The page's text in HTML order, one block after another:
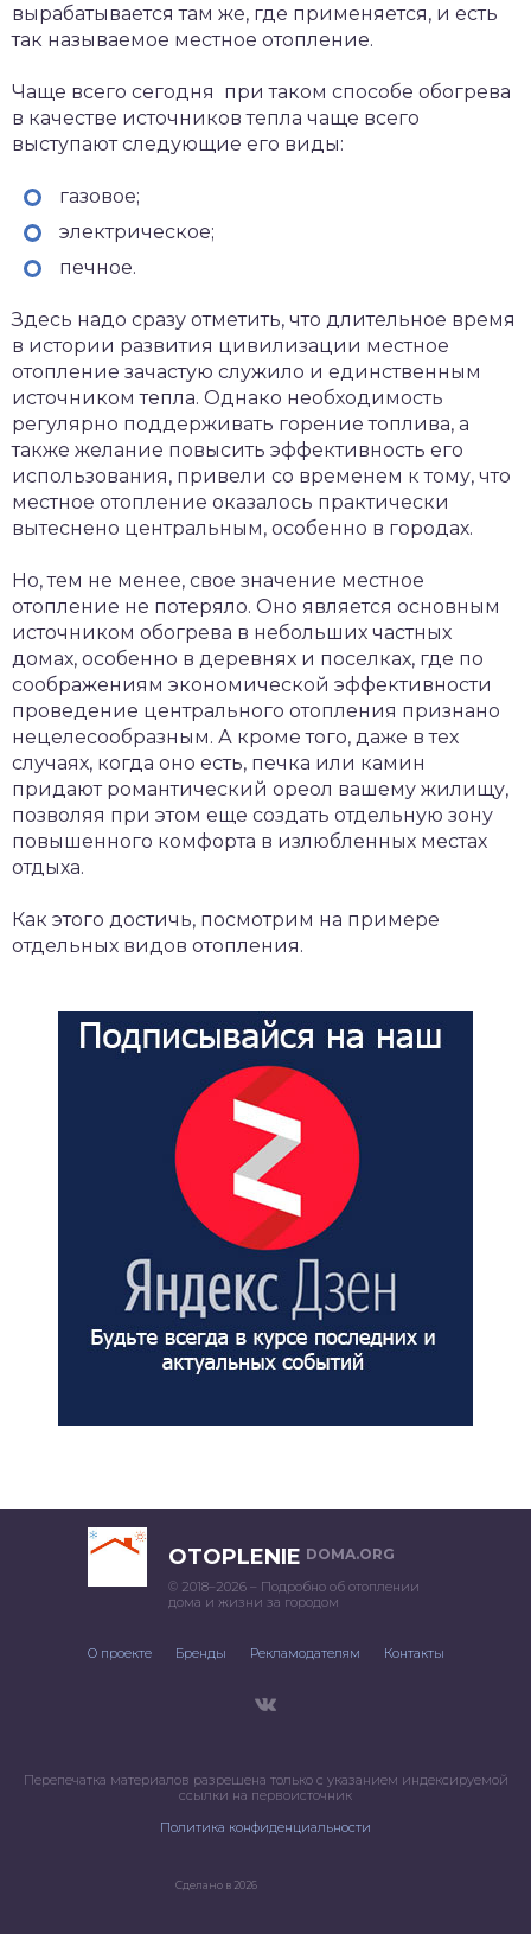
вырабатывается там же, где применяется, и есть
так называемое местное отопление.
Чаще всего сегодня при таком способе обогрева
в качестве источников тепла чаще всего
выступают следующие его виды:
газовое;
электрическое;
печное.
Здесь надо сразу отметить, что длительное время
в истории развития цивилизации местное
отопление зачастую служило и единственным
источником тепла. Однако необходимость
регулярно поддерживать горение топлива, а
также желание повысить эффективность его
использования, привели со временем к тому, что
местное отопление оказалось практически
вытеснено центральным, особенно в городах.
Но, тем не менее, свое значение местное
отопление не потеряло. Оно является основным
источником обогрева в небольших частных
домах, особенно в деревнях и поселках, где по
соображениям экономической эффективности
проведение центрального отопления признано
нецелесообразным. А кроме того, даже в тех
случаях, когда оно есть, печка или камин
придают романтический ореол вашему жилищу,
позволяя при этом еще создать отдельную зону
повышенного комфорта в излюбленных местах
отдыха.
Как этого достичь, посмотрим на примере
отдельных видов отопления.
OTOPLENIE DOMA.ORG
© 2018–2026 – Подробно об отоплении
дома и жизни за городом
О проекте Бренды Рекламодателям Контакты
Перепечатка материалов разрешена только с указанием индексируемой
ссылки на первоисточник
Политика конфиденциальности
Сделано в 2026